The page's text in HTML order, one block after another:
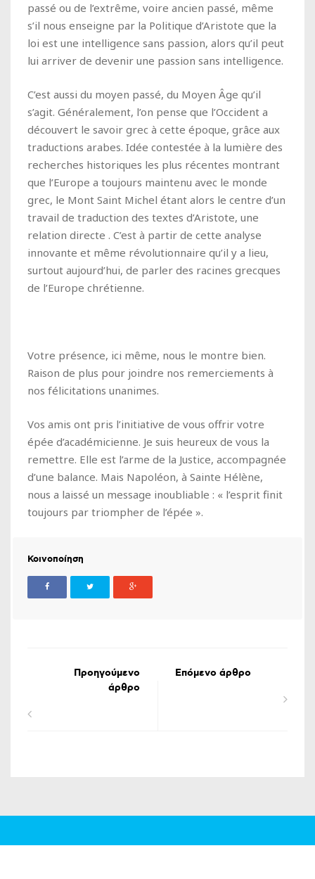
passé ou de l’extrême, voire ancien passé, même
s’il nous enseigne par la Politique d’Aristote que la
loi est une intelligence sans passion, alors qu’il peut
lui arriver de devenir une passion sans intelligence.
C’est aussi du moyen passé, du Moyen Âge qu’il
s’agit. Généralement, l’on pense que l’Occident a
découvert le savoir grec à cette époque, grâce aux
traductions arabes. Idée contestée à la lumière des
recherches historiques les plus récentes montrant
que l’Europe a toujours maintenu avec le monde
grec, le Mont Saint Michel étant alors le centre d’un
travail de traduction des textes d’Aristote, une
relation directe . C’est à partir de cette analyse
innovante et même révolutionnaire qu’il y a lieu,
surtout aujourd’hui, de parler des racines grecques
de l’Europe chrétienne.
Votre présence, ici même, nous le montre bien.
Raison de plus pour joindre nos remerciements à
nos félicitations unanimes.
Vos amis ont pris l’initiative de vous offrir votre
épée d’académicienne. Je suis heureux de vous la
remettre. Elle est l’arme de la Justice, accompagnée
d’une balance. Mais Napoléon, à Sainte Hélène,
nous a laissé un message inoubliable : « l’esprit finit
toujours par triompher de l’épée ».
Κοινοποίηση
Προηγούμενο
άρθρο
Επόμενο άρθρο